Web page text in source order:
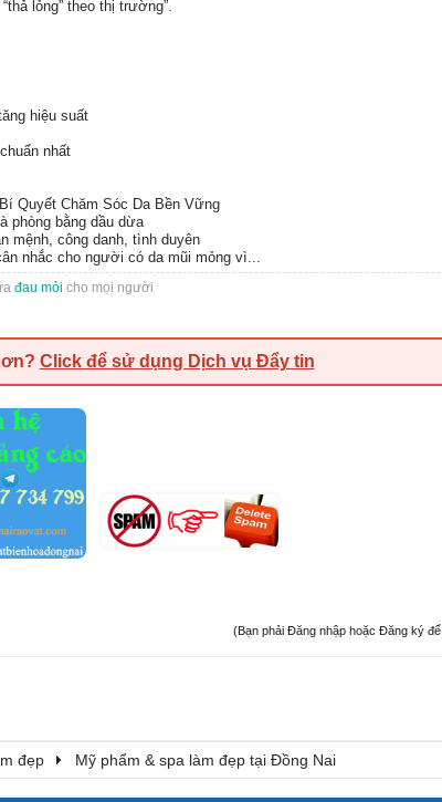
lỏng” theo thị trường”.
hiệu suất
nhất
Quyết Chăm Sóc Da Bền Vững
phòng bằng dầu dừa
mệnh, công danh, tình duyên
nhắc cho người có da mũi mỏng vì...
đau mỏi cho mọi người
Click để sử dụng Dịch vụ Đẩy tin
(Bạn phải Đăng nhập hoặc Đăng ký
đẹp Mỹ phẩm & spa làm đẹp tại Đồng Nai